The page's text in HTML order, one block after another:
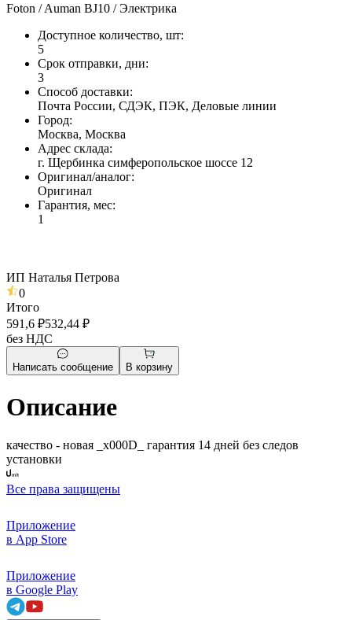
Foton / Auman BJ10 / Электрика
Доступное количество, шт:
5
Срок отправки, дни:
3
Способ доставки:
Почта России, СДЭК, ПЭК, Деловые линии
Город:
Москва, Москва
Адрес склада:
г. Щербинка симферопольское шоссе 12
Оригинал/аналог:
Оригинал
Гарантия, мес:
1
ИП Наталья Петрова
0
Итого
591,6 ₽532,44 ₽
без НДС
Написать сообщение В корзину
Описание
качество - новая _x000D_ гарантия 14 дней без следов
установки
Все права защищены
Приложение
в App Store
Приложение
в Google Play